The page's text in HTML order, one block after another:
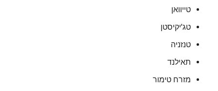
טייוואן
טג'יקיסטן
טנזניה
תאילנד
מזרח טימור